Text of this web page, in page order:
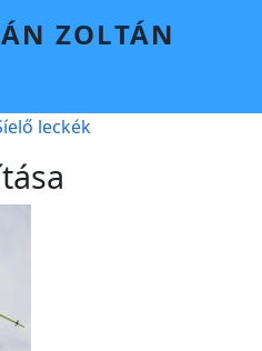
ZOLTÁN
leckék